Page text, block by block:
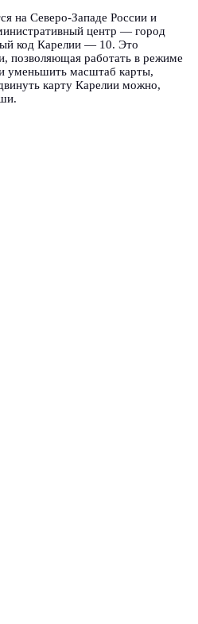
на Северо-Западе России и
центр — город
код Карелии — 10. Это
позволяющая работать в режиме
уменьшить масштаб карты,
карту Карелии можно,